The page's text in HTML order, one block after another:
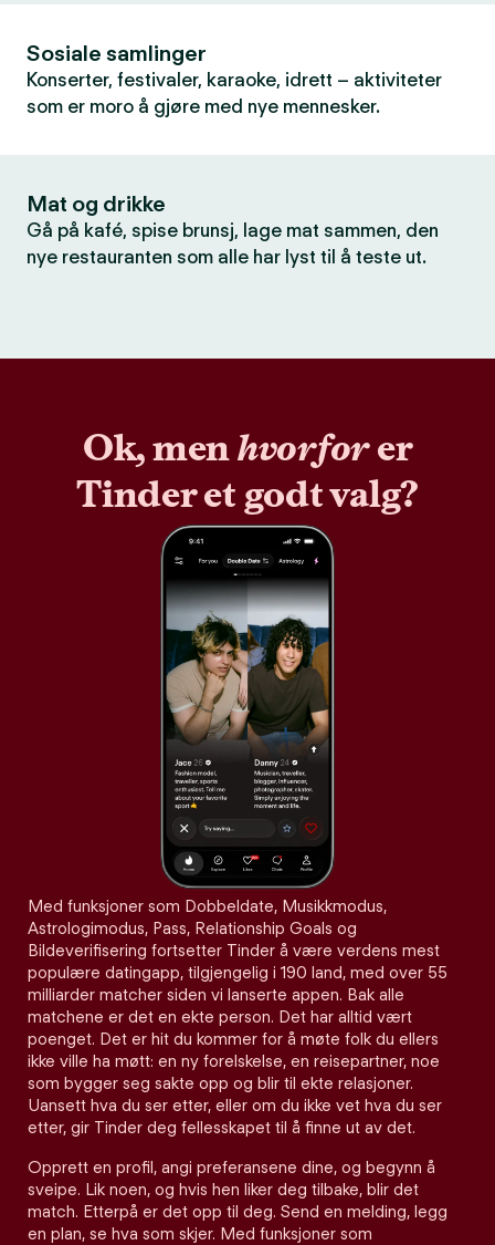
Sosiale samlinger
Konserter, festivaler, karaoke, idrett – aktiviteter
som er moro å gjøre med nye mennesker.
Mat og drikke
Gå på kafé, spise brunsj, lage mat sammen, den
nye restauranten som alle har lyst til å teste ut.
Ok, menhvorforer
Tinder et godt valg?
Med funksjoner som Dobbeldate, Musikkmodus,
Astrologimodus, Pass, Relationship Goals og
Bildeverifisering fortsetter Tinder å være verdens mest
populære datingapp, tilgjengelig i 190 land, med over 55
milliarder matcher siden vi lanserte appen. Bak alle
matchene er det en ekte person. Det har alltid vært
poenget. Det er hit du kommer for å møte folk du ellers
ikke ville ha møtt: en ny forelskelse, en reisepartner, noe
som bygger seg sakte opp og blir til ekte relasjoner.
Uansett hva du ser etter, eller om du ikke vet hva du ser
etter, gir Tinder deg fellesskapet til å finne ut av det.
Opprett en profil, angi preferansene dine, og begynn å
sveipe. Lik noen, og hvis hen liker deg tilbake, blir det
match. Etterpå er det opp til deg. Send en melding, legg
en plan, se hva som skjer. Med funksjoner som